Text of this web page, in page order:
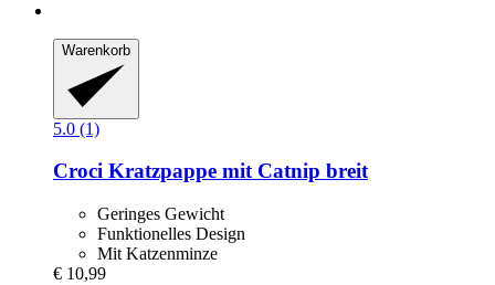
Warenkorb
5.0 (1)
Croci Kratzpappe mit Catnip breit
Geringes Gewicht
Funktionelles Design
Mit Katzenminze
€ 10,99